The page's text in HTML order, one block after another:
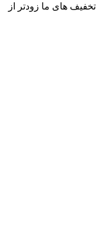
های ما زودتر از